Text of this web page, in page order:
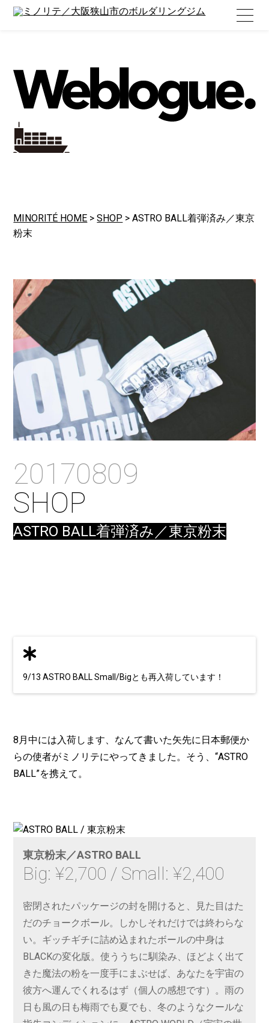
About / ミノリテについて
Rates / 利用料金
Hours and Holidays/ 営業時間と定休日
Location
Weblogue
/ ウェブログ
MINORITÉ HOME >SHOP >ASTRO BALL着弾済み／東京
粉末
20170809
SHOP
ASTRO BALL着弾済み／東京粉末
9/13 ASTRO BALL Small/Bigとも再入荷しています！
8月中には入荷します、なんて書いた矢先に日本郵便か
らの使者がミノリテにやってきました。そう、“ASTRO
BALL”を携えて。
東京粉末／ASTRO BALL
Big: ¥2,700 / Small: ¥2,400
密閉されたパッケージの封を開けると、見た目はた
だのチョークボール。しかしそれだけでは終わらな
い。ギッチギチに詰め込まれたボールの中身は
BLACKの変化版。使ううちに馴染み、ほどよく出て
きた魔法の粉を一度手にまぶせば、あなたを宇宙の
彼方へ運んでくれるはず（個人の感想です）。雨の
日も風の日も梅雨でも夏でも、冬のようなクールな